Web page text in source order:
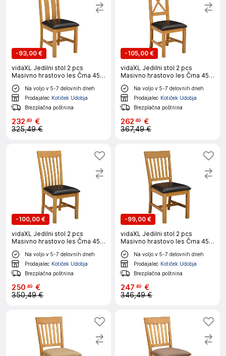
-93,00 €
vidaXL Jedilni stol 2 pcs
Masivno hrastovo les Črna 45 x
54 x 100 cm
Na voljo v 5-7 delovnih dneh
Prodajalec Kotiček Udobja
Brezplačna poštnina
232 49 €
325,49 €
-105,00 €
vidaXL Jedilni stol 2 pcs
Masivno hrastovo les Črna 45 x
54 x 105 cm
Na voljo v 5-7 delovnih dneh
Prodajalec Kotiček Udobja
Brezplačna poštnina
262 49 €
367,49 €
-100,00 €
vidaXL Jedilni stol 2 pcs
Masivno hrastovo les Črna 45 x
59,5 x 100 cm
Na voljo v 5-7 delovnih dneh
Prodajalec Kotiček Udobja
Brezplačna poštnina
250 49 €
350,49 €
-99,00 €
vidaXL Jedilni stol 2 pcs
Masivno hrastovo les Črna 45 x
59 x 92 cm
Na voljo v 5-7 delovnih dneh
Prodajalec Kotiček Udobja
Brezplačna poštnina
247 49 €
346,49 €